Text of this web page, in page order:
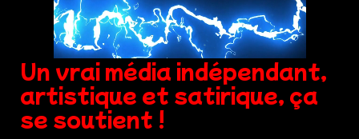
Un vrai média indépendant,
artistique et satirique, ça
se soutient !